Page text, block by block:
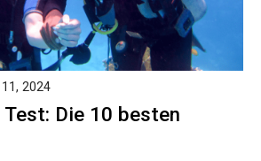
Test: Die 10 besten
2024